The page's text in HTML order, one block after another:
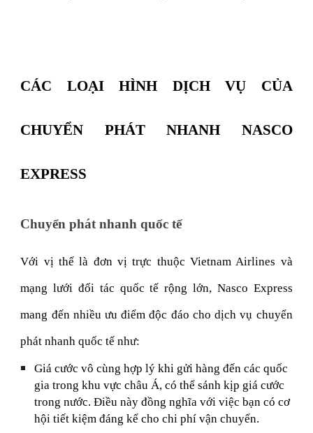
CÁC LOẠI HÌNH DỊCH VỤ CỦA
CHUYỂN PHÁT NHANH NASCO
EXPRESS
Chuyển phát nhanh quốc tế
Với vị thế là đơn vị trực thuộc Vietnam Airlines và
mạng lưới đối tác quốc tế rộng lớn, Nasco Express
mang đến nhiều ưu điểm độc đáo cho dịch vụ chuyển
phát nhanh quốc tế như:
Giá cước vô cùng hợp lý khi gửi hàng đến các quốc
gia trong khu vực châu Á, có thể sánh kịp giá cước
trong nước. Điều này đồng nghĩa với việc bạn có cơ
hội tiết kiệm đáng kể cho chi phí vận chuyển.